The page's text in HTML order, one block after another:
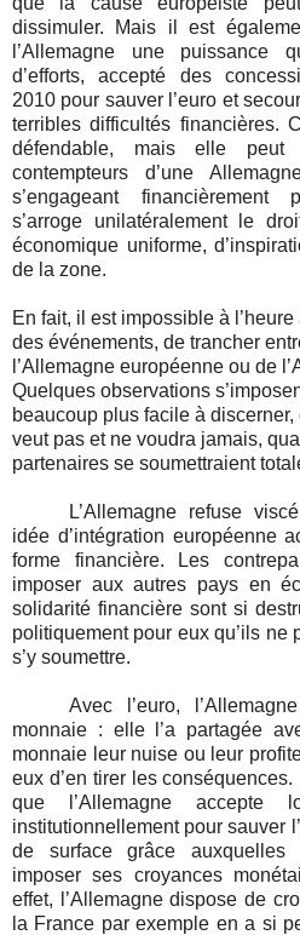
dissimuler. Mais il est
l’Allemagne une puissance
d’efforts, accepté des
2010 pour sauver l’euro et
terribles difficultés financières.
défendable, mais elle
contempteurs d’une
s’engageant financièrement
s’arroge unilatéralement le
économique uniforme,
de la zone.
En fait, il est impossible à
des événements, de trancher
l’Allemagne européenne ou de
Quelques observations
beaucoup plus facile à
veut pas et ne voudra jamais,
partenaires se soumettraient
L’Allemagne refuse
idée d’intégration européenne
forme financière. Les
imposer aux autres pays en
solidarité financière sont si
politiquement pour eux qu’ils ne
s’y soumettre.
Avec l’euro,
monnaie : elle l’a partagée
monnaie leur nuise ou leur
eux d’en tirer les
que l’Allemagne accepte
institutionnellement pour sauver
de surface grâce
imposer ses croyances
effet, l’Allemagne dispose de
la France par exemple en a si